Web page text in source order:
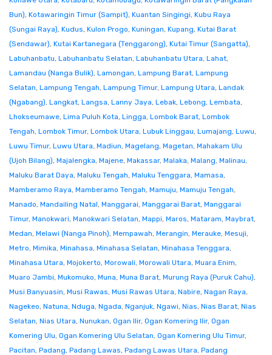
Bun), Kotawaringin Timur (Sampit), Kuantan Singingi, Kubu Raya
(Sungai Raya), Kudus, Kulon Progo, Kuningan, Kupang, Kutai Barat
(Sendawar), Kutai Kartanegara (Tenggarong), Kutai Timur (Sangatta),
Labuhanbatu, Labuhanbatu Selatan, Labuhanbatu Utara, Lahat,
Lamandau (Nanga Bulik), Lamongan, Lampung Barat, Lampung
Selatan, Lampung Tengah, Lampung Timur, Lampung Utara, Landak
(Ngabang), Langkat, Langsa, Lanny Jaya, Lebak, Lebong, Lembata,
Lhokseumawe, Lima Puluh Kota, Lingga, Lombok Barat, Lombok
Tengah, Lombok Timur, Lombok Utara, Lubuk Linggau, Lumajang, Luwu,
Luwu Timur, Luwu Utara, Madiun, Magelang, Magetan, Mahakam Ulu
(Ujoh Bilang), Majalengka, Majene, Makassar, Malaka, Malang, Malinau,
Maluku Barat Daya, Maluku Tengah, Maluku Tenggara, Mamasa,
Mamberamo Raya, Mamberamo Tengah, Mamuju, Mamuju Tengah,
Manado, Mandailing Natal, Manggarai, Manggarai Barat, Manggarai
Timur, Manokwari, Manokwari Selatan, Mappi, Maros, Mataram, Maybrat,
Medan, Melawi (Nanga Pinoh), Mempawah, Merangin, Merauke, Mesuji,
Metro, Mimika, Minahasa, Minahasa Selatan, Minahasa Tenggara,
Minahasa Utara, Mojokerto, Morowali, Morowali Utara, Muara Enim,
Muaro Jambi, Mukomuko, Muna, Muna Barat, Murung Raya (Puruk Cahu),
Musi Banyuasin, Musi Rawas, Musi Rawas Utara, Nabire, Nagan Raya,
Nagekeo, Natuna, Nduga, Ngada, Nganjuk, Ngawi, Nias, Nias Barat, Nias
Selatan, Nias Utara, Nunukan, Ogan Ilir, Ogan Komering Ilir, Ogan
Komering Ulu, Ogan Komering Ulu Selatan, Ogan Komering Ulu Timur,
Pacitan, Padang, Padang Lawas, Padang Lawas Utara, Padang